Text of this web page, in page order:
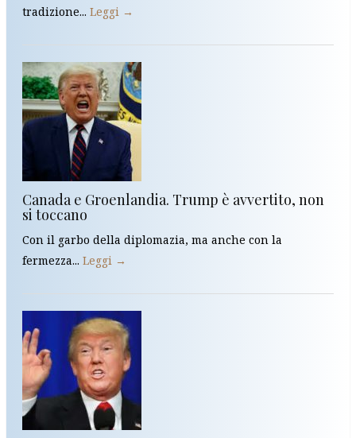
tradizione... Leggi →
Canada e Groenlandia. Trump è avvertito, non
si toccano
Con il garbo della diplomazia, ma anche con la
fermezza... Leggi →